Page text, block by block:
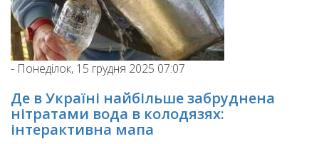
- Понеділок, 15 грудня 2025 07:07
Де в Україні найбільше забруднена
нітратами вода в колодязях:
інтерактивна мапа